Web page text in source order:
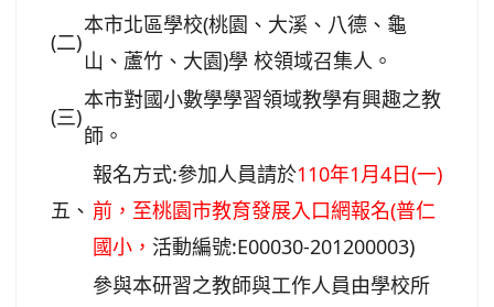
(二)
本市北區學校(桃園、大溪、八德、龜
山、蘆竹、大園)學 校領域召集人。
(三)
本市對國小數學學習領域教學有興趣之教
師。
五、
報名方式:參加人員請於110年1月4日(一)
前，至桃園市教育發展入口網報名(普仁
國小， 活動編號:E00030-201200003)
參與本研習之教師與工作人員由學校所